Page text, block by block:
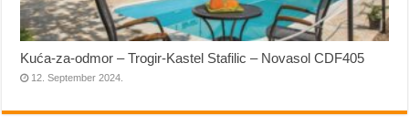
Kuća-za-odmor – Trogir-Kastel Stafilic – Novasol CDF405
12. September 2024.